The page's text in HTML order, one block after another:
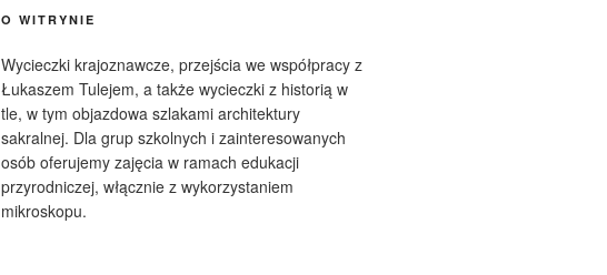
O WITRYNIE
Wycieczki krajoznawcze, przejścia we współpracy z
Łukaszem Tulejem, a także wycieczki z historią w
tle, w tym objazdowa szlakami architektury
sakralnej. Dla grup szkolnych i zainteresowanych
osób oferujemy zajęcia w ramach edukacji
przyrodniczej, włącznie z wykorzystaniem
mikroskopu.